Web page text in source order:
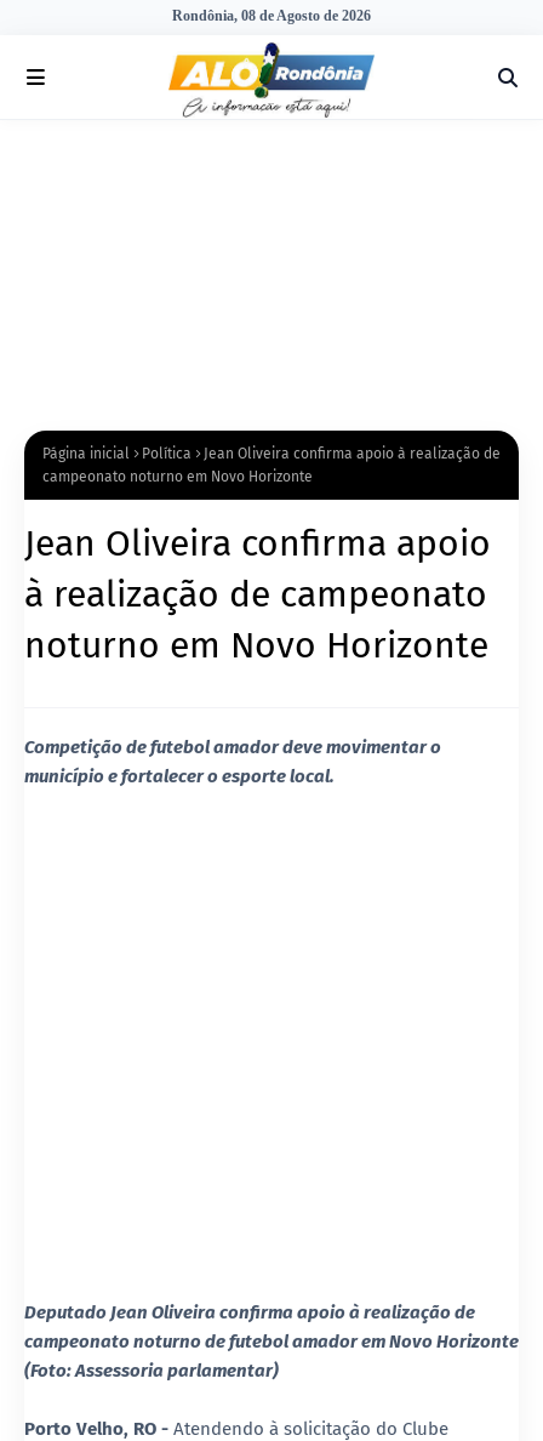
Rondônia, 08 de Agosto de 2026
Página inicial Política
Jean Oliveira confirma apoio à realização de
campeonato noturno em Novo Horizonte
Jean Oliveira confirma apoio
à realização de campeonato
noturno em Novo Horizonte
Competição de futebol amador deve movimentar o
município e fortalecer o esporte local.
Deputado Jean Oliveira confirma apoio à realização de
campeonato noturno de futebol amador em Novo Horizonte
(Foto: Assessoria parlamentar)
Porto Velho, RO - Atendendo à solicitação do Clube